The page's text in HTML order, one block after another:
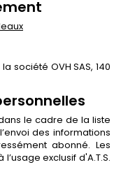
société OVH SAS, 140
le cadre de la liste
des informations
abonné. Les
exclusif d'A.T.S.